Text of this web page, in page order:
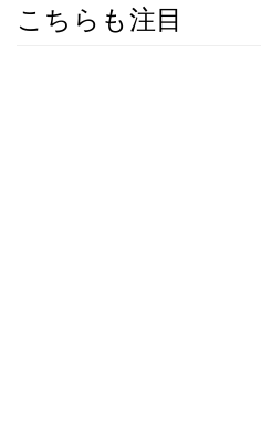
こちらも注目